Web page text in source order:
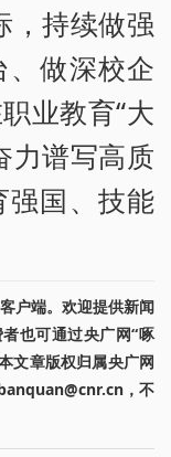
，持续做强
、做深校企
业教育“大
力谱写高质
强国、技能
户端。欢迎提供新闻
也可通过央广网“啄
文章版权归属央广网
，不